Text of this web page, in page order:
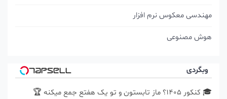
مهندسی معکوس نرم افزار
هوش مصنوعی
وبگردی
🎓 کنکور ۱۴۰5؟ ماز تابستون و تو یک هفتع جمع میکنه 🏆